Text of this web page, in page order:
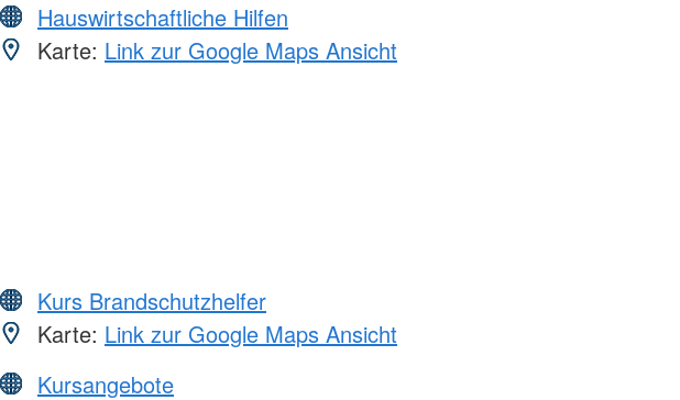
Hauswirtschaftliche Hilfen
Karte: Link zur Google Maps Ansicht
Kurs Brandschutzhelfer
Karte: Link zur Google Maps Ansicht
Kursangebote